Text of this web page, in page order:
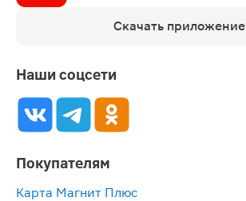
Скачать приложение
Наши соцсети
Покупателям
Карта Магнит Плюс